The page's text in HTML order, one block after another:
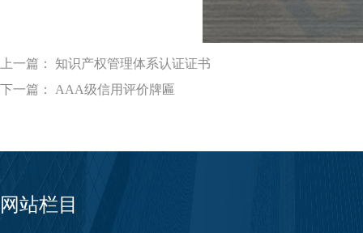
上一篇： 知识产权管理体系认证证书
下一篇： AAA级信用评价牌匾
网站栏目